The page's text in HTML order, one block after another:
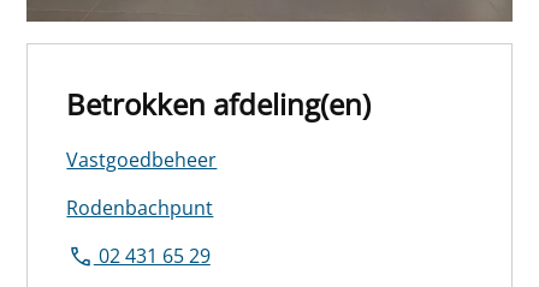
Betrokken afdeling(en)
Vastgoedbeheer
Rodenbachpunt
02 431 65 29